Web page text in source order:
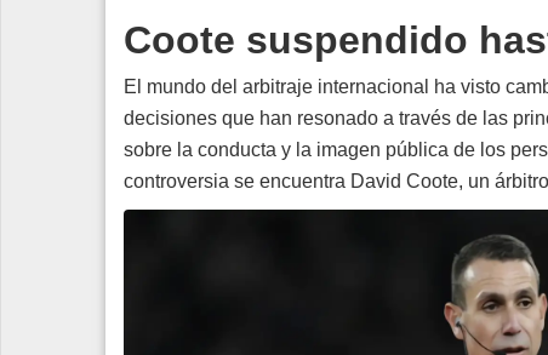
Edición Impresa
Coote suspendido
El mundo del arbitraje internacional ha visto
decisiones que han resonado a través de las
sobre la conducta y la imagen pública de los
controversia se encuentra David Coote, un